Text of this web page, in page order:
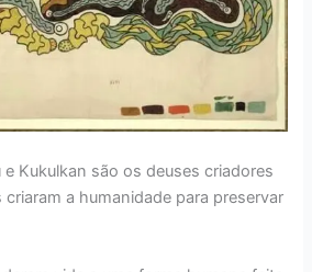
e Kukulkan são os deuses criadores
a humanidade para preservar